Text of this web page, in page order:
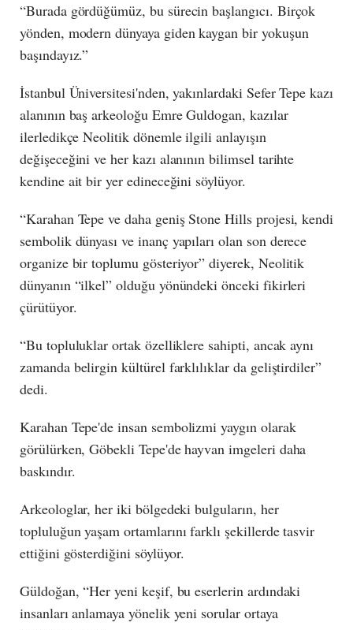
“Burada gördüğümüz, bu sürecin başlangıcı. Birçok
yönden, modern dünyaya giden kaygan bir yokuşun
başındayız.”
İstanbul Üniversitesi'nden, yakınlardaki Sefer Tepe kazı
alanının baş arkeoloğu Emre Guldogan, kazılar
ilerledikçe Neolitik dönemle ilgili anlayışın
değişeceğini ve her kazı alanının bilimsel tarihte
kendine ait bir yer edineceğini söylüyor.
“Karahan Tepe ve daha geniş Stone Hills projesi, kendi
sembolik dünyası ve inanç yapıları olan son derece
organize bir toplumu gösteriyor” diyerek, Neolitik
dünyanın “ilkel” olduğu yönündeki önceki fikirleri
çürütüyor.
“Bu topluluklar ortak özelliklere sahipti, ancak aynı
zamanda belirgin kültürel farklılıklar da geliştirdiler”
dedi.
Karahan Tepe'de insan sembolizmi yaygın olarak
görülürken, Göbekli Tepe'de hayvan imgeleri daha
baskındır.
Arkeologlar, her iki bölgedeki bulguların, her
topluluğun yaşam ortamlarını farklı şekillerde tasvir
ettiğini gösterdiğini söylüyor.
Güldoğan, “Her yeni keşif, bu eserlerin ardındaki
insanları anlamaya yönelik yeni sorular ortaya